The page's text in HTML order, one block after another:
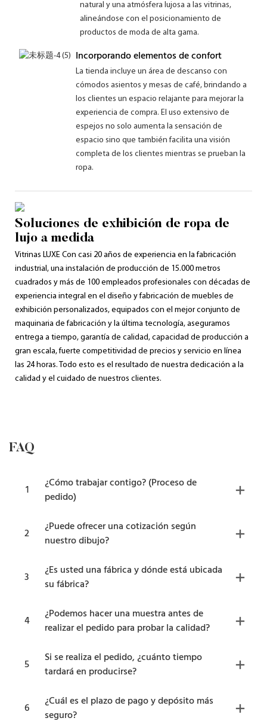
natural y una atmósfera lujosa a las vitrinas,
alineándose con el posicionamiento de
productos de moda de alta gama.
Incorporando elementos de confort
La tienda incluye un área de descanso con
cómodos asientos y mesas de café, brindando a
los clientes un espacio relajante para mejorar la
experiencia de compra. El uso extensivo de
espejos no solo aumenta la sensación de
espacio sino que también facilita una visión
completa de los clientes mientras se prueban la
ropa.
Soluciones de exhibición de ropa de
lujo a medida
Vitrinas LUXE Con ​​casi 20 años de experiencia en la fabricación
industrial, una instalación de producción de 15.000 metros
cuadrados y más de 100 empleados profesionales con décadas de
experiencia integral en el diseño y fabricación de muebles de
exhibición personalizados, equipados con el mejor conjunto de
maquinaria de fabricación y la última tecnología, aseguramos
entrega a tiempo, garantía de calidad, capacidad de producción a
gran escala, fuerte competitividad de precios y servicio en línea
las 24 horas. Todo esto es el resultado de nuestra dedicación a la
calidad y el cuidado de nuestros clientes.
FAQ
1
¿Cómo trabajar contigo? (Proceso de
pedido)
2
¿Puede ofrecer una cotización según
nuestro dibujo?
3
¿Es usted una fábrica y dónde está ubicada
su fábrica?
4
¿Podemos hacer una muestra antes de
realizar el pedido para probar la calidad?
5
Si se realiza el pedido, ¿cuánto tiempo
tardará en producirse?
6
¿Cuál es el plazo de pago y depósito más
seguro?